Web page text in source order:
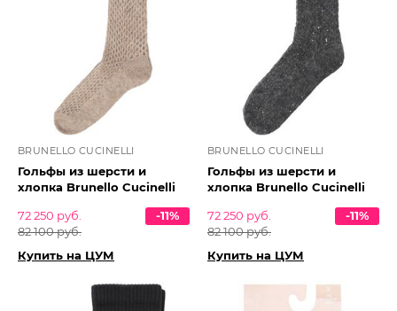
BRUNELLO CUCINELLI
Гольфы из шерсти и
хлопка Brunello Cucinelli
72 250 руб.
82 100 руб.
-11%
Купить на ЦУМ
BRUNELLO CUCINELLI
Гольфы из шерсти и
хлопка Brunello Cucinelli
72 250 руб.
82 100 руб.
-11%
Купить на ЦУМ